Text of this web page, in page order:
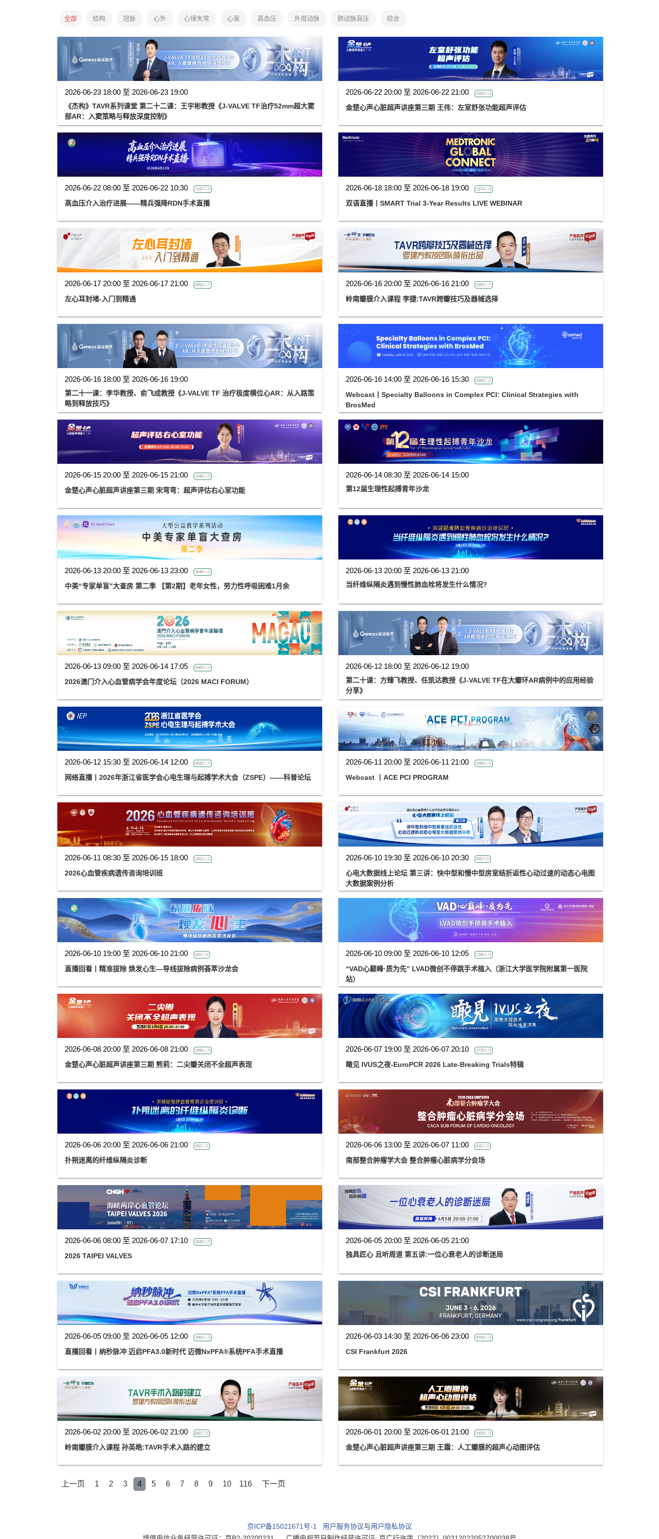
全部 结构 冠脉 心外 心律失常 心衰 高血压 外周动脉 肺动脉高压 综合
2026-06-23 18:00 至 2026-06-23 19:00
《杰构》TAVR系列课堂 第二十二课：王宇彬教授《J-VALVE TF治疗52mm超大窦
部AR：入窦策略与释放深度控制》
2026-06-22 20:00 至 2026-06-22 21:00 2243人次
金楚心声心脏超声讲座第三期 王伟：左室舒张功能超声评估
2026-06-22 08:00 至 2026-06-22 10:30 1187人次
高血压介入治疗进展——精兵强降RDN手术直播
2026-06-18 18:00 至 2026-06-18 19:00 1274人次
双语直播丨SMART Trial 3-Year Results LIVE WEBINAR
2026-06-17 20:00 至 2026-06-17 21:00 6203人次
左心耳封堵-入门到精通
2026-06-16 20:00 至 2026-06-16 21:00 1300人次
岭南瓣膜介入课程 李捷:TAVR跨瓣技巧及器械选择
2026-06-16 18:00 至 2026-06-16 19:00
第二十一课：李华教授、俞飞成教授《J-VALVE TF 治疗极度横位心AR：从入路策
略到释放技巧》
2026-06-16 14:00 至 2026-06-16 15:30 1408人次
Webcast丨Specialty Balloons in Complex PCI: Clinical Strategies with
BrosMed
2026-06-15 20:00 至 2026-06-15 21:00 1546人次
金楚心声心脏超声讲座第三期 宋弯弯：超声评估右心室功能
2026-06-14 08:30 至 2026-06-14 15:00
第12届生理性起搏青年沙龙
2026-06-13 20:00 至 2026-06-13 23:00 3649人次
中美“专家单盲”大查房 第二季 【第2期】老年女性，劳力性呼吸困难1月余
2026-06-13 20:00 至 2026-06-13 21:00
当纤维纵隔炎遇到慢性肺血栓将发生什么情况?
2026-06-13 09:00 至 2026-06-14 17:05 9483人次
2026澳门介入心血管病学会年度论坛（2026 MACI FORUM）
2026-06-12 18:00 至 2026-06-12 19:00
第二十课：方臻飞教授、任凯达教授《J-VALVE TF在大瓣环AR病例中的应用经验
分享》
2026-06-12 15:30 至 2026-06-14 12:00 8022人次
网络直播丨2026年浙江省医学会心电生理与起搏学术大会（ZSPE）——科普论坛
2026-06-11 20:00 至 2026-06-11 21:00 1069人次
Webcast 丨ACE PCI PROGRAM
2026-06-11 08:30 至 2026-06-15 18:00 1251人次
2026心血管疾病遗传咨询培训班
2026-06-10 19:30 至 2026-06-10 20:30 839人次
心电大数据线上论坛 第三讲：快中型和慢中型房室结折返性心动过速的动态心电图
大数据案例分析
2026-06-10 19:00 至 2026-06-10 21:00 630人次
直播回看丨精准拔除 焕发心生—导线拔除病例荟萃沙龙会
2026-06-10 09:00 至 2026-06-10 12:05 1186人次
“VAD心巅峰·质为先” LVAD微创不停跳手术植入（浙江大学医学院附属第一医院
站）
2026-06-08 20:00 至 2026-06-08 21:00 1996人次
金楚心声心脏超声讲座第三期 熊莉：二尖瓣关闭不全超声表现
2026-06-07 19:00 至 2026-06-07 20:10 1775人次
瞰见 IVUS之夜-EuroPCR 2026 Late-Breaking Trials特辑
2026-06-06 20:00 至 2026-06-06 21:00 582人次
扑朔迷离的纤维纵隔炎诊断
2026-06-06 13:00 至 2026-06-07 11:00 812人次
南部整合肿瘤学大会 整合肿瘤心脏病学分会场
2026-06-06 08:00 至 2026-06-07 17:10 5230人次
2026 TAIPEI VALVES
2026-06-05 20:00 至 2026-06-05 21:00
独具匠心 且听周道 第五讲:一位心衰老人的诊断迷局
2026-06-05 09:00 至 2026-06-05 12:00 1863人次
直播回看丨纳秒脉冲 迈启PFA3.0新时代 迈微NxPFA®系统PFA手术直播
2026-06-03 14:30 至 2026-06-06 23:00 9758人次
CSI Frankfurt 2026
2026-06-02 20:00 至 2026-06-02 21:00 842人次
岭南瓣膜介入课程 孙英皓:TAVR手术入路的建立
2026-06-01 20:00 至 2026-06-01 21:00 1828人次
金楚心声心脏超声讲座第三期 王霜：人工瓣膜的超声心动图评估
上一页 1 2 3 4 5 6 7 8 9 10 116 下一页
京ICP备15021671号-1 用户服务协议与用户隐私协议